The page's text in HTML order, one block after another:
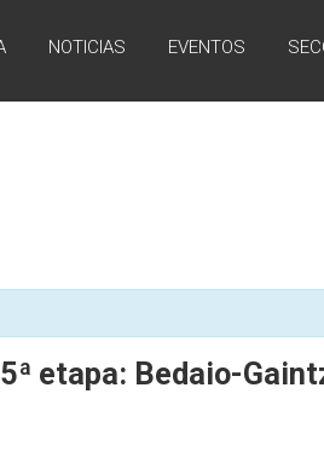
NOTICIAS EVENTOS
etapa: Bedaio-